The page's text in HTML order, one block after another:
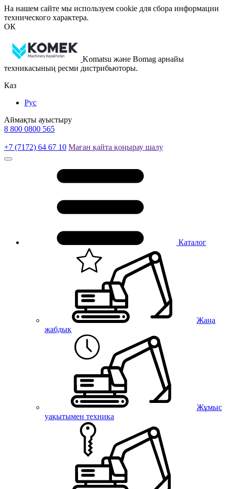
На нашем сайте мы используем cookie для сбора информации
технического характера.
ОК
Komatsu және Bomag арнайы
техникасының ресми дистрибьюторы.
Каз
Рус
Аймақты ауыстыру
8 800 0800 565
+7 (7172) 64 67 10 Маған қайта қоңырау шалу
Каталог
Жаңа
жабдық
Жұмыс
уақытымен техника